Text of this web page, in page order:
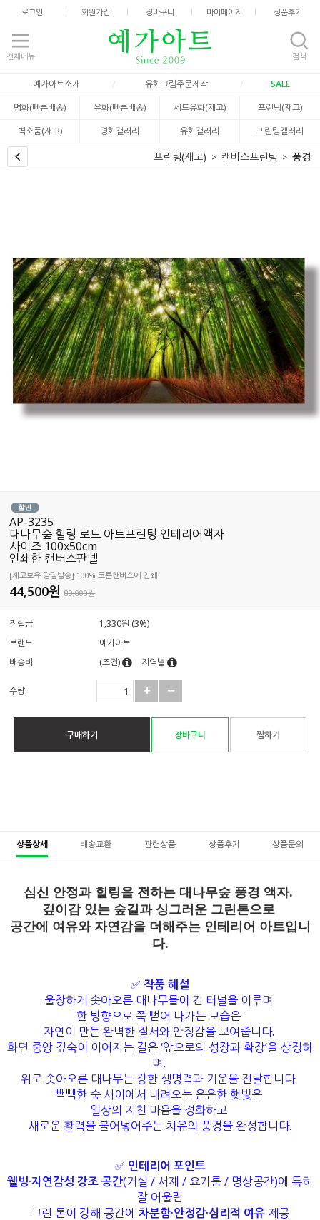
로그인 회원가입 장바구니 마이페이지 상품후기
전체메뉴 검색
예가아트소개 유화그림주문제작
SALE
명화(빠른배송)
유화(빠른배송) 세트유화(재고)
프린팅(재고)
벽소품(재고)
명화갤러리 유화갤러리 프린팅갤러리
프린팅(재고) 캔버스프린팅 풍경
AP-3235
대나무숲 힐링 로드 아트프린팅 인테리어액자
사이즈 100x50cm
인쇄한 캔버스판넬
[재고보유 당일발송] 100% 코튼캔버스에 인쇄
44,500원89,000원
적립금
1,330원 (3%)
브랜드
예가아트
배송비
(조건) 지역별
수량
구매하기 장바구니 찜하기
상품상세 배송교환 관련상품 상품후기 상품문의
심신 안정과 힐링을 전하는 대나무숲 풍경 액자.
깊이감 있는 숲길과 싱그러운 그린톤으로
공간에 여유와 자연감을 더해주는 인테리어 아트입니
다.
✅ 작품 해설
울창하게 솟아오른 대나무들이 긴 터널을 이루며
한 방향으로 쭉 뻗어 나가는 모습은
자연이 만든 완벽한 질서와 안정감을 보여줍니다.
화면 중앙 깊숙이 이어지는 길은 ‘앞으로의 성장과 확장’을 상징하
며,
위로 솟아오른 대나무는 강한 생명력과 기운을 전달합니다.
빽빽한 숲 사이에서 내려오는 은은한 햇빛은
일상의 지친 마음을 정화하고
새로운 활력을 불어넣어주는 치유의 풍경을 완성합니다.
✅ 인테리어 포인트
웰빙·자연감성 강조 공간(거실 / 서재 / 요가룸 / 명상공간)에 특히
잘 어울림
그린 톤이 강해 공간에 차분함·안정감·심리적 여유 제공